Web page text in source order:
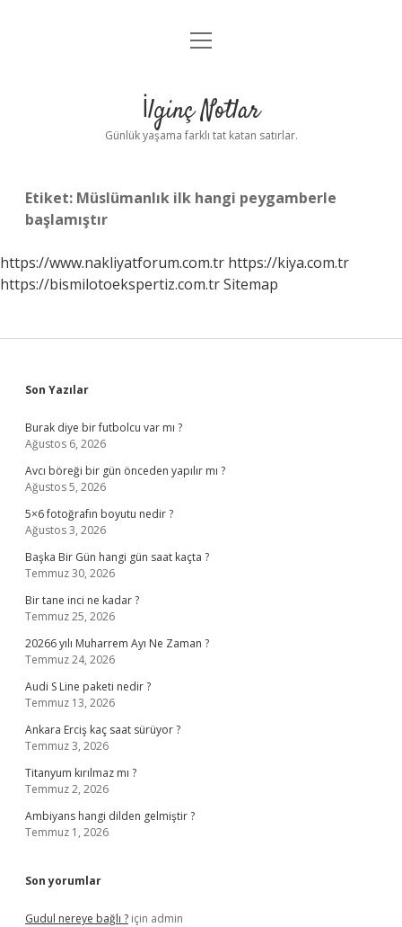
Anasayfa
Yasal Uyarı
menüyü
İlginç Notlar
Günlük yaşama farklı tat katan satırlar.
Etiket: Müslümanlık ilk hangi peygamberle
başlamıştır
https://www.nakliyatforum.com.tr https://kiya.com.tr
https://bismilotoekspertiz.com.trSitemap
Sidebar
Son Yazılar
Burak diye bir futbolcu var mı ?
Ağustos 6, 2026
Avcı böreği bir gün önceden yapılır mı ?
Ağustos 5, 2026
5×6 fotoğrafın boyutu nedir ?
Ağustos 3, 2026
Başka Bir Gün hangi gün saat kaçta ?
Temmuz 30, 2026
Bir tane inci ne kadar ?
Temmuz 25, 2026
20266 yılı Muharrem Ayı Ne Zaman ?
Temmuz 24, 2026
Audi S Line paketi nedir ?
Temmuz 13, 2026
Ankara Erciş kaç saat sürüyor ?
Temmuz 3, 2026
Titanyum kırılmaz mı ?
Temmuz 2, 2026
Ambiyans hangi dilden gelmiştir ?
Temmuz 1, 2026
Son yorumlar
Gudul nereye bağlı ? için admin